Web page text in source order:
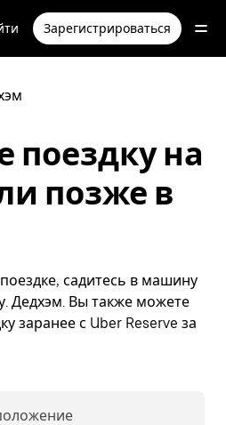
Зарегистрироваться
поездку на
позже в
садитесь в машину
Дедхэм. Вы также можете
заранее с Uber Reserve за